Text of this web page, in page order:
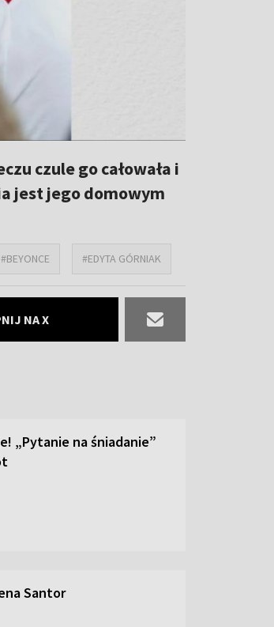
czule go całowała i
jest jego domowym
#BEYONCE #EDYTA GÓRNIAK
NA X
„Pytanie na śniadanie”
Santor